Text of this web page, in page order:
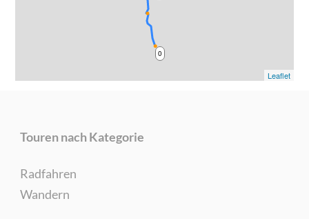
0
Leaflet
Touren nach Kategorie
Radfahren
Wandern